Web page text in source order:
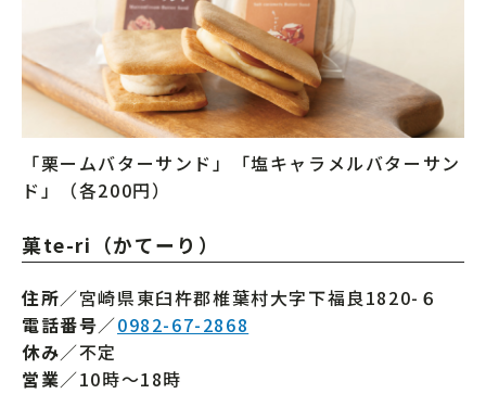
「栗ームバターサンド」「塩キャラメルバターサン
ド」（各200円）
菓te-ri（かてーり）
住所／宮崎県東臼杵郡椎葉村大字下福良1820-６
電話番号／0982-67-2868
休み／不定
営業／10時～18時